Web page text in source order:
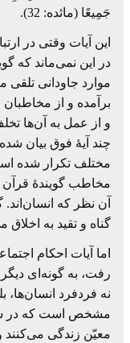
جَمِيعًا (مائده: 32).
این آیات وقتی در
در این نمی‌ماند که
موارد جاودانی تلقی
‏برآمده و از
و از عمل به آن‌ها
چند آیۀ فوق بیان
مختلف تکرار شده
مخاطب گویندۀ قرآن
آن نظر که انسان‌اند.
گناه و تقید به اخلاق
‏اما آیات احکام
رفت، به گونه‌ای
مشخص است که در
‏معیّن زندگی می‌کنند